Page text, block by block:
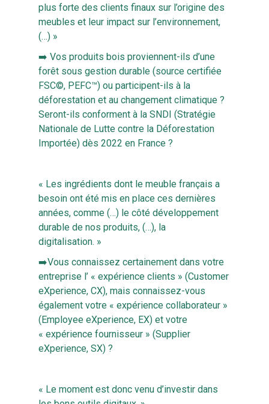
plus forte des clients finaux sur l’origine des
meubles et leur impact sur l’environnement,
(…) »
➡️ Vos produits bois proviennent-ils d’une
forêt sous gestion durable (source certifiée
FSC©, PEFC™) ou participent-ils à la
déforestation et au changement climatique ?
Seront-ils conforment à la SNDI (Stratégie
Nationale de Lutte contre la Déforestation
Importée) dès 2022 en France ?
« Les ingrédients dont le meuble français a
besoin ont été mis en place ces dernières
années, comme (…) le côté développement
durable de nos produits, (…), la
digitalisation. »
➡️Vous connaissez certainement dans votre
entreprise l’ « expérience clients » (Customer
eXperience, CX), mais connaissez-vous
également votre « expérience collaborateur »
(Employee eXperience, EX) et votre
« expérience fournisseur » (Supplier
eXperience, SX) ?
« Le moment est donc venu d’investir dans